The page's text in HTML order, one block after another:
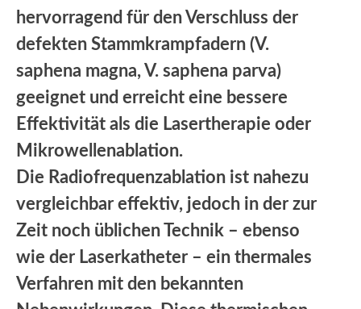
hervorragend für den Verschluss der
defekten Stammkrampfadern (V.
saphena magna, V. saphena parva)
geeignet und erreicht eine bessere
Effektivität als die Lasertherapie oder
Mikrowellenablation.
Die Radiofrequenzablation ist nahezu
vergleichbar effektiv, jedoch in der zur
Zeit noch üblichen Technik – ebenso
wie der Laserkatheter – ein thermales
Verfahren mit den bekannten